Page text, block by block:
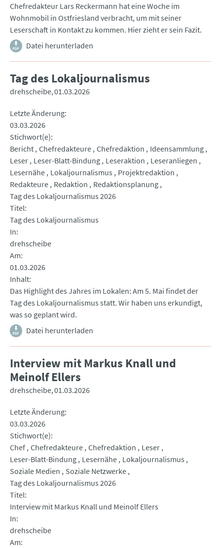
Chefredakteur Lars Reckermann hat eine Woche im
Wohnmobil in Ostfriesland verbracht, um mit seiner
Leserschaft in Kontakt zu kommen. Hier zieht er sein Fazit.
Datei herunterladen
Tag des Lokaljournalismus
drehscheibe 01.03.2026
Letzte Änderung
03.03.2026
Stichwort(e)
Bericht Chefredakteure Chefredaktion
Ideensammlung
Leser Leser-Blatt-Bindung Leseraktion
Leseranliegen
Lesernähe Lokaljournalismus
Projektredaktion
Redakteure Redaktion
Redaktionsplanung
Tag des Lokaljournalismus 2026
Titel
Tag des Lokaljournalismus
In
drehscheibe
Am
01.03.2026
Inhalt
Das Highlight des Jahres im Lokalen: Am 5. Mai findet der
Tag des Lokaljournalismus statt. Wir haben uns erkundigt,
was so geplant wird.
Datei herunterladen
Interview mit Markus Knall und
Meinolf Ellers
drehscheibe 01.03.2026
Letzte Änderung
03.03.2026
Stichwort(e)
Chef Chefredakteure Chefredaktion
Leser
Leser-Blatt-Bindung Lesernähe Lokaljournalismus
Soziale Medien
Soziale Netzwerke
Tag des Lokaljournalismus 2026
Titel
Interview mit Markus Knall und Meinolf Ellers
In
drehscheibe
Am